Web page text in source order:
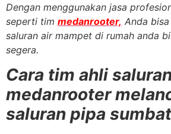
Dengan menggunakan jasa
seperti tim medanrooter, Anda
saluran air mampet di rumah anda
segera.
Cara tim ahli
medanrooter
saluran pipa sumbat